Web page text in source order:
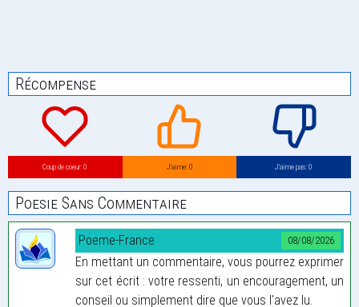
Récompense
Coup de coeur: 0 J’aime: 0 J’aime pas: 0
Poesie Sans Commentaire
08/08/2026
Poeme-France
En mettant un commentaire, vous pourrez exprimer
sur cet écrit : votre ressenti, un encouragement, un
conseil ou simplement dire que vous l'avez lu.